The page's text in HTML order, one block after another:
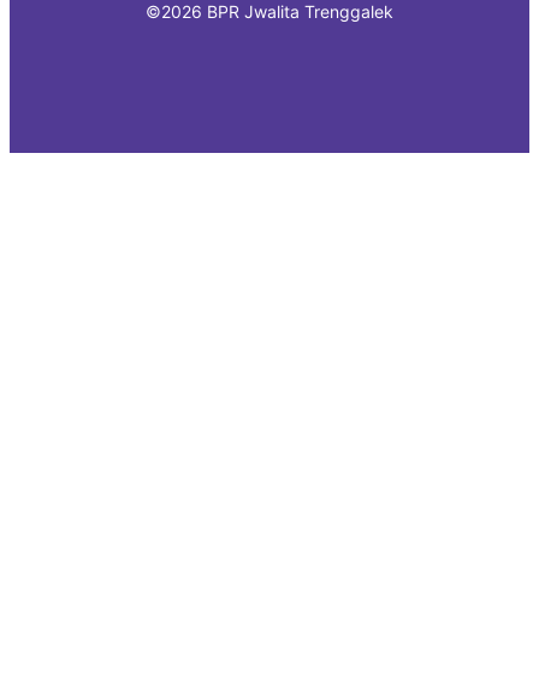
©2026 BPR Jwalita Trenggalek